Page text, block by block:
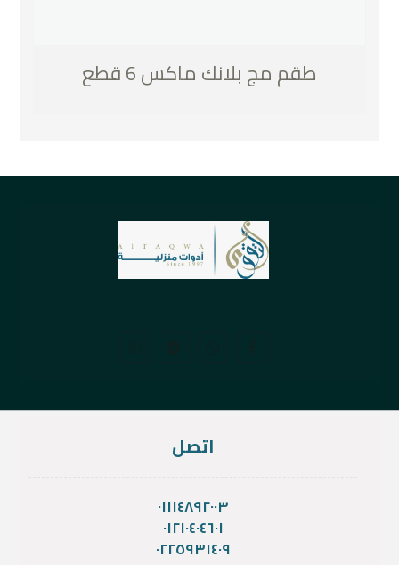
طقم مج بلانك ماكس 6 قطع
اتصل
٠١١١٤٨٩٢٠٠٣
٠١٢١٠٤٠٤٦٠١
٠٢٢٥٩٣١٤٠٩